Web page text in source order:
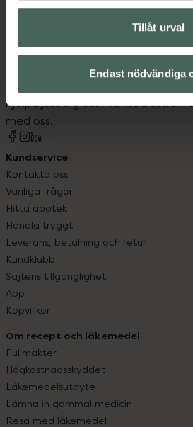
Tillåt urval
Endast nödvändiga
Kronans Apotek finns här för dig.
syd till Lappland i norr, och online i
datorn. Oavsett vem du är så är
hjälpa just dig att må lite bättre.
med oss.
Kundservice
Kontakta oss
Vanliga frågor
Hitta apotek
Handla tryggt
Leverans, betalning och retur
Kundklubb
Sajtens tillgänglighet
App
Köpvillkor
Om recept och läkemedel
Fullmakter
Högkostnadsskyddet
Läkemedelsutbyte
Lämna in gammal medicin
Resa med läkemedel